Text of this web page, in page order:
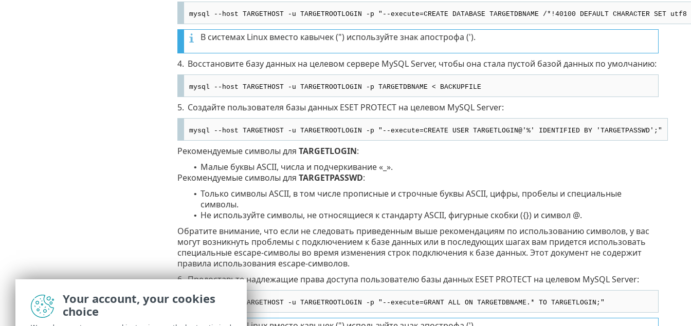
mysql --host TARGETHOST -u TARGETROOTLOGIN -p "--execute=CREATE DATABASE TARGETDBNAME /*!40100 DEFAULT CHARACTER SET
В системах Linux вместо кавычек (") используйте знак апострофа (').
4. Восстановите базу данных на целевом сервере MySQL Server, чтобы она стала пустой базой данных по умолчанию:
mysql --host TARGETHOST -u TARGETROOTLOGIN -p TARGETDBNAME < BACKUPFILE
5. Создайте пользователя базы данных ESET PROTECT на целевом MySQL Server:
mysql --host TARGETHOST -u TARGETROOTLOGIN -p "--execute=CREATE USER TARGETLOGIN@'%' IDENTIFIED BY 'TARGETPASSWD';"
Рекомендуемые символы для TARGETLOGIN:
• Малые буквы ASCII, числа и подчеркивание «_».
Рекомендуемые символы для TARGETPASSWD:
• Только символы ASCII, в том числе прописные и строчные буквы ASCII, цифры, пробелы и специальные
символы.
• Не используйте символы, не относящиеся к стандарту ASCII, фигурные скобки ({}) и символ @.
Обратите внимание, что если не следовать приведенным выше рекомендациям по использованию символов, у вас
могут возникнуть проблемы с подключением к базе данных или в последующих шагах вам придется использовать
специальные escape-символы во время изменения строк подключения к базе данных. Этот документ не содержит
правила использования escape-символов.
6. Предоставьте надлежащие права доступа пользователю базы данных ESET PROTECT на целевом MySQL Server:
mysql --host TARGETHOST -u TARGETROOTLOGIN -p "--execute=GRANT ALL ON TARGETDBNAME.* TO TARGETLOGIN;"
Your account, your cookies
choice